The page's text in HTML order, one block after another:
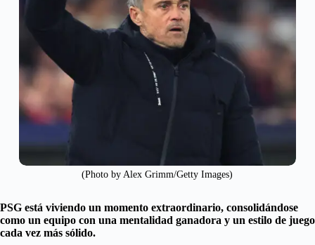
(Photo by Alex Grimm/Getty Images)
PSG está viviendo un momento extraordinario, consolidándose
como un equipo con una mentalidad ganadora y un estilo de juego
cada vez más sólido.